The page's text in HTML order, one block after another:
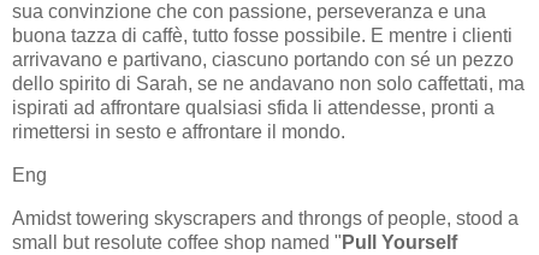
sua convinzione che con passione, perseveranza e una
buona tazza di caffè, tutto fosse possibile. E mentre i clienti
arrivavano e partivano, ciascuno portando con sé un pezzo
dello spirito di Sarah, se ne andavano non solo caffettati, ma
ispirati ad affrontare qualsiasi sfida li attendesse, pronti a
rimettersi in sesto e affrontare il mondo.
Eng
Amidst towering skyscrapers and throngs of people, stood a
small but resolute coffee shop named " Pull Yourself